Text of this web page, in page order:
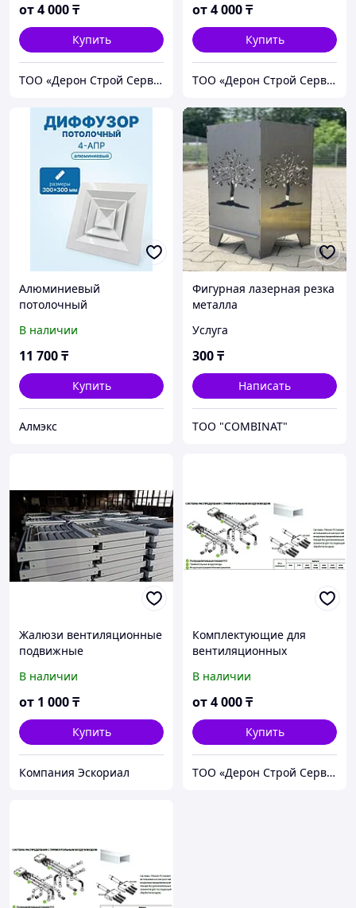
от4 000₸
Купить
ТОО «Дерон Строй Сервис» г. Астана
от4 000₸
Купить
ТОО «Дерон Строй Сервис» г. Астана
Алюминиевый
потолочный
4-АПР 300х300мм (с КРВ)
В наличии
11 700₸
Купить
Алмэкс
Фигурная лазерная резка
металла
Услуга
300₸
Написать
ТОО "COMBINAT"
Жалюзи вентиляционные
подвижные
В наличии
от 1 000₸
Купить
Компания Эскориал
Комплектующие для
вентиляционных
В наличии
от4 000₸
Купить
ТОО «Дерон Строй Сервис» г. Астана